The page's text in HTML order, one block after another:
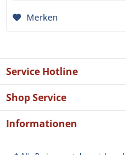
Merken
Service Hotline
Shop Service
Informationen